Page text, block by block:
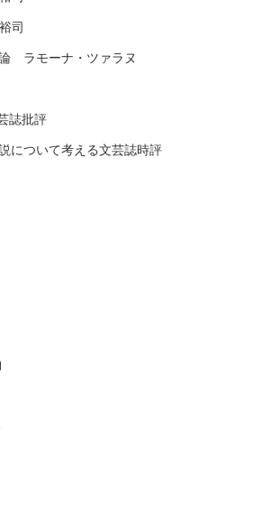
司
ラモーナ・ツァラヌ
誌批評
について考える文芸誌時評